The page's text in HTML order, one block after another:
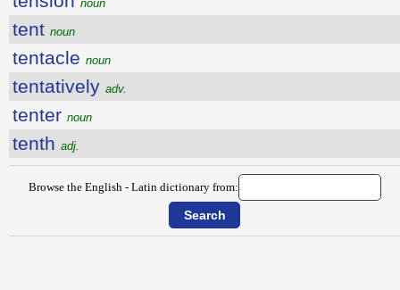
noun
tent noun
tentacle noun
tentatively adv.
tenter noun
tenth adj.
Browse the English - Latin dictionary from: